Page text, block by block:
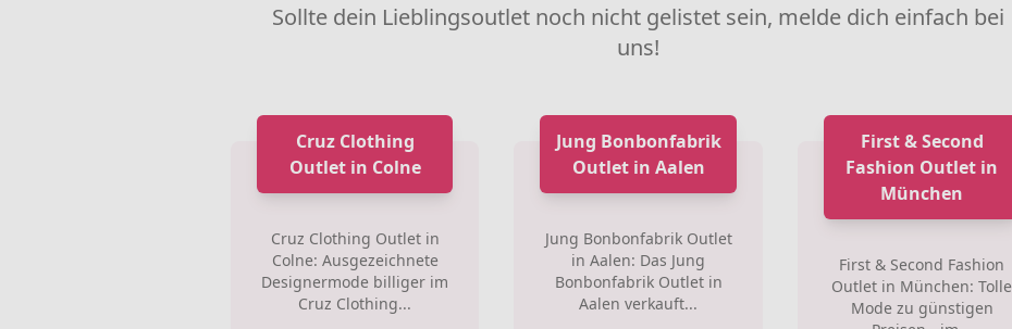
Sollte dein Lieblingsoutlet noch nicht gelistet sein, melde dich einfach bei
uns!
Cruz Clothing
Outlet in Colne
Cruz Clothing Outlet in
Colne: Ausgezeichnete
Designermode billiger im
Cruz Clothing...
Jung Bonbonfabrik
Outlet in Aalen
Jung Bonbonfabrik Outlet
in Aalen: Das Jung
Bonbonfabrik Outlet in
Aalen verkauft...
First & Second
Fashion Outlet in
München
First & Second Fashion
Outlet in München: Tolle
Mode zu günstigen